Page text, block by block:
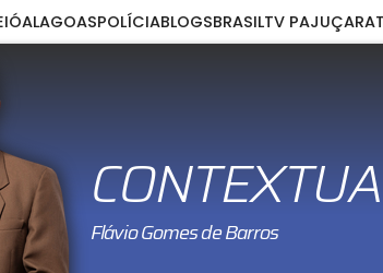
ALAGOASPOLÍCIABLOGSBRASILTV PAJUÇARA